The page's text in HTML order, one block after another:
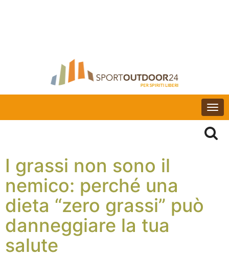
I grassi non sono il
nemico: perché una
dieta “zero grassi” può
danneggiare la tua
salute